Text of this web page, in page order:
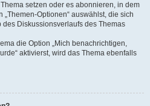
setzen oder es abonnieren, in dem
Optionen“ auswählst, die sich
Diskussionsverlaufs des Themas
die Option „Mich benachrichtigen,
aktivierst, wird das Thema ebenfalls